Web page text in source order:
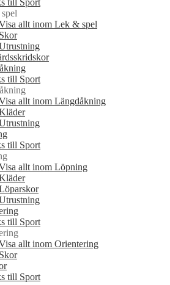
till Sport
allt inom Lek & spel
Skor
till Sport
allt inom Längdåkning
till Sport
allt inom Löpning
till Sport
allt inom Orientering
Skor
till Sport